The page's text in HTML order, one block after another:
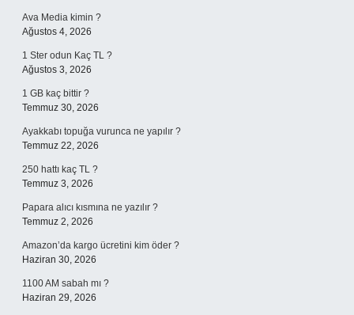
Ava Media kimin ?
Ağustos 4, 2026
1 Ster odun Kaç TL ?
Ağustos 3, 2026
1 GB kaç bittir ?
Temmuz 30, 2026
Ayakkabı topuğa vurunca ne yapılır ?
Temmuz 22, 2026
250 hattı kaç TL ?
Temmuz 3, 2026
Papara alıcı kısmına ne yazılır ?
Temmuz 2, 2026
Amazon’da kargo ücretini kim öder ?
Haziran 30, 2026
1100 AM sabah mı ?
Haziran 29, 2026